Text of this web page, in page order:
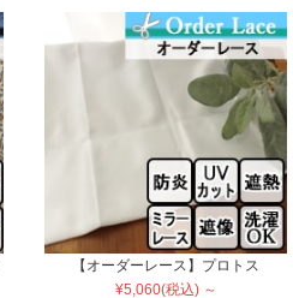
【オーダーレース】プロトス
¥5,060(税込) ～